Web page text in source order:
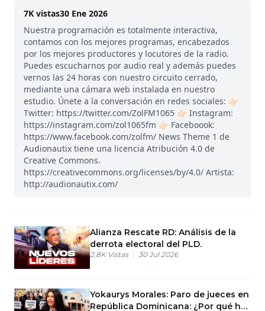
ZOL TV
7K vistas30 Ene 2026
Nuestra programación es totalmente interactiva,
contamos con los mejores programas, encabezados
por los mejores productores y locutores de la radio.
Puedes escucharnos por audio real y además puedes
vernos las 24 horas con nuestro circuito cerrado,
mediante una cámara web instalada en nuestro
estudio. Únete a la conversación en redes sociales: 👉🏻
Twitter: https://twitter.com/ZolFM1065 👉🏻 Instagram:
https://instagram.com/zol1065fm 👉🏻 Faceboook:
https://www.facebook.com/zolfm/ News Theme 1 de
Audionautix tiene una licencia Atribución 4.0 de
Creative Commons.
https://creativecommons.org/licenses/by/4.0/ Artista:
http://audionautix.com/
Alianza Rescate RD: Análisis de la
derrota electoral del PLD.
2.8K Vistas 30 Jul 2026
Yokaurys Morales: Paro de jueces en
República Dominicana: ¿Por qué hay